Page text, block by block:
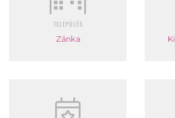
TELEPÜLÉS
Zánka